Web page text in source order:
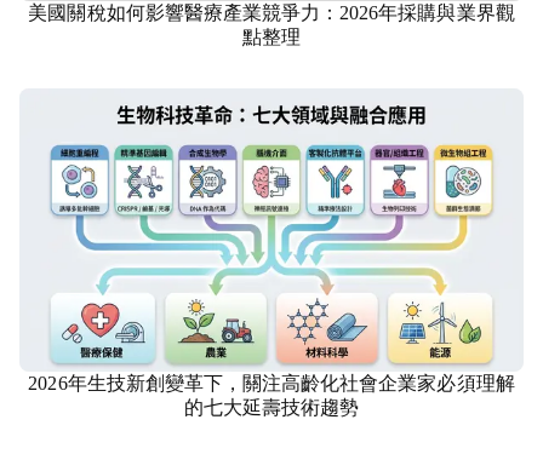
生技
美國關稅如何影響醫療產業競爭力：2026年採購與業界觀
點整理
生技
2026年生技新創變革下，關注高齡化社會企業家必須理解
的七大延壽技術趨勢